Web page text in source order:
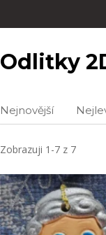
Odlitky
Nejnovější
Zobrazuji 1-7 z 7